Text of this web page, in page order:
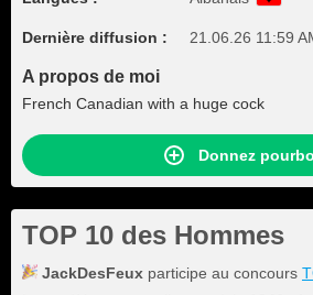
Dernière diffusion : 21.06.26 11:59
A propos de moi
French Canadian with a huge cock
Donnez
TOP 10 des Hommes
JackDesFeux participe au concours